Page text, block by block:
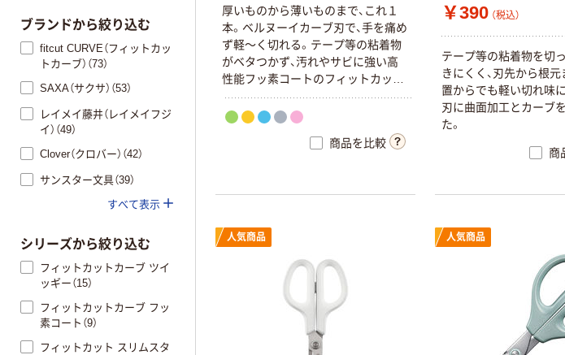
厚いものから薄いものまで、これ１
本。ベルヌーイカーブ刃で、手を痛め
ず軽～く切れる。テープ等の粘着物
がベタつかず、汚れやサビに強い高
性能フッ素コートのフィットカット
カーブ。
商品を比較
￥390 （税込）
テープ等の粘着物を切
きにくく、刃先から根
置からでも軽い切れ味に
刃に曲面加工とカーブ
た。
商
人気商品 人気商品
ブランドから絞り込む
fitcut CURVE（フィットカッ
トカーブ）（73）
SAXA（サクサ）（53）
レイメイ藤井（レイメイフジ
イ）（49）
Clover（クロバー）（42）
サンスター文具（39）
すべて表示
シリーズから絞り込む
フィットカットカーブ ツイ
ッギー（15）
フィットカットカーブ フッ
素コート（9）
フィットカット スリムスタ